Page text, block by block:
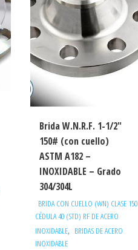
Brida W.N.R.F. 1-1/2″
150# (con cuello)
ASTM A182 –
INOXIDABLE – Grado
304/304L
BRIDA CON CUELLO (WN) CLASE 150
CÉDULA 40 (STD) RF DE ACERO
INOXIDABLE, BRIDAS DE ACERO
INOXIDABLE